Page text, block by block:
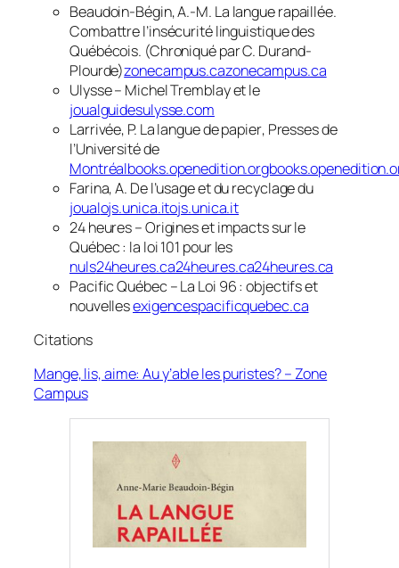
Beaudoin-Bégin, A.-M. La langue rapaillée.
Combattre l’insécurité linguistique des
Québécois. (Chroniqué par C. Durand-
Plourde)zonecampus.cazonecampus.ca
Ulysse – Michel Tremblay et le
joualguidesulysse.com
Larrivée, P. La langue de papier, Presses de
l’Université de
Farina, A. De l’usage et du recyclage du
joualojs.unica.itojs.unica.it
24 heures –Origines et impacts sur le
Québec : la loi 101 pour les
nuls24heures.ca24heures.ca24heures.ca
Pacific Québec –La Loi 96 : objectifs et
nouvellesexigencespacificquebec.ca
Citations
Mange, lis, aime: Au y’able les puristes? – Zone
Campus